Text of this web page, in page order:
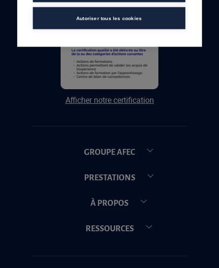
Afficher notre certification
GROUPE AFEC
PRESTATIONS
À PROPOS
RESSOURCES
Autoriser tous les cookies